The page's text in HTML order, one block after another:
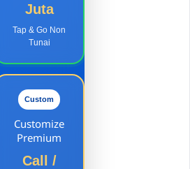
Juta
Tap & Go Non
Tunai
Custom
Customize
Premium
Call /